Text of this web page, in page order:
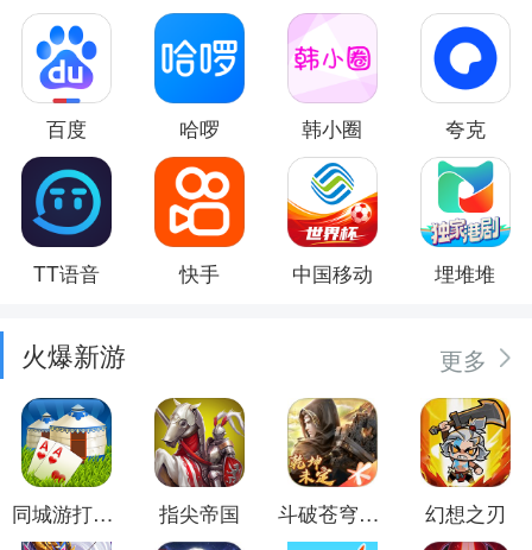
百度 哈啰 韩小圈 夸克
TT语音 快手 中国移动 埋堆堆
火爆新游 更多
同城游打大尖 指尖帝国 斗破苍穹：异火重燃 幻想之刃